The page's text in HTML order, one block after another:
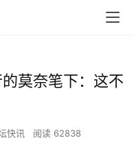
莫奈笔下：这不
快讯 阅读 62838